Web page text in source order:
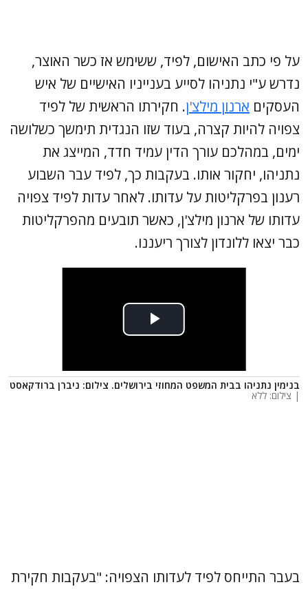
על פי כתב האישום, לפיד, ששימש אז כשר האוצר,
נדרש ע"י נתניהו לסייע בענייניו האישיים של איש
העסקים ארנון מילצ'ן. חקירתו הראשית של לפיד
צפויה להיות קצרה, בעוד שזו הנגדית תימשך כשלושה
ימים, במהלכם עורך הדין עמיד חדד, המייצג את
נתניהו, יחקור אותו. בעקבות כך, לפיד עבר השבוע
רענון בפרקליטות על עדותו. לאחר עדות לפיד צפויה
עדותו של ארנון מילצ'ן, כאשר תובעים מהפרקליטות
כבר יצאו ללונדון לצורך ריעננו.
בנימין נתניהו בבית המשפט המחוזי בירושלים. צילום: ניברן ברודקאסט
| צילום: ללא
בעבר התייחס לפיד לעדותו הצפויה: "בעקבות חקירת